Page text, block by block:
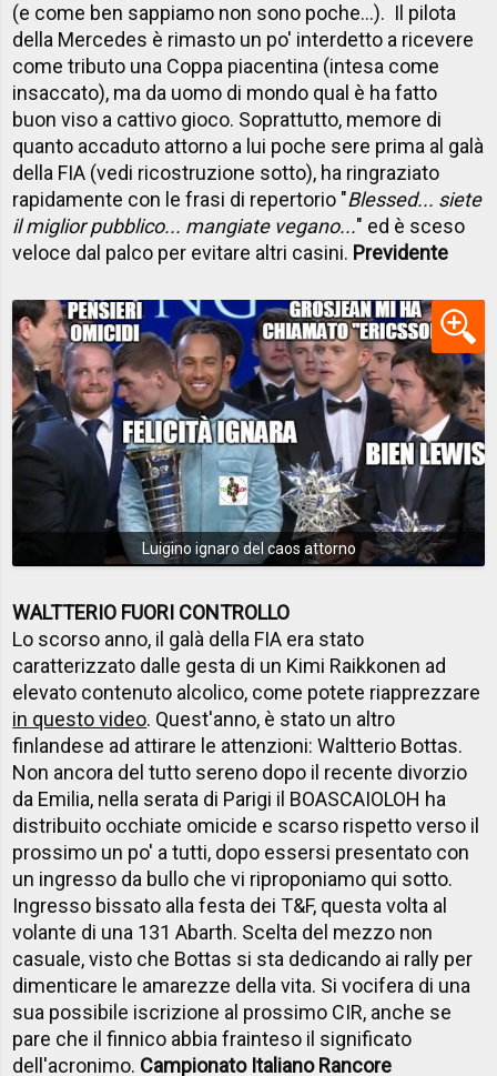
(e come ben sappiamo non sono poche...). Il pilota
della Mercedes è rimasto un po' interdetto a ricevere
come tributo una Coppa piacentina (intesa come
insaccato), ma da uomo di mondo qual è ha fatto
buon viso a cattivo gioco. Soprattutto, memore di
quanto accaduto attorno a lui poche sere prima al galà
della FIA (vedi ricostruzione sotto), ha ringraziato
rapidamente con le frasi di repertorio "Blessed... siete
il miglior pubblico... mangiate vegano..." ed è sceso
veloce dal palco per evitare altri casini. Previdente
Luigino ignaro del caos attorno
WALTTERIO FUORI CONTROLLO
Lo scorso anno, il galà della FIA era stato
caratterizzato dalle gesta di un Kimi Raikkonen ad
elevato contenuto alcolico, come potete riapprezzare
in questo video. Quest'anno, è stato un altro
finlandese ad attirare le attenzioni: Waltterio Bottas.
Non ancora del tutto sereno dopo il recente divorzio
da Emilia, nella serata di Parigi il BOASCAIOLOH ha
distribuito occhiate omicide e scarso rispetto verso il
prossimo un po' a tutti, dopo essersi presentato con
un ingresso da bullo che vi riproponiamo qui sotto.
Ingresso bissato alla festa dei T&F, questa volta al
volante di una 131 Abarth. Scelta del mezzo non
casuale, visto che Bottas si sta dedicando ai rally per
dimenticare le amarezze della vita. Si vocifera di una
sua possibile iscrizione al prossimo CIR, anche se
pare che il finnico abbia frainteso il significato
dell'acronimo. Campionato Italiano Rancore